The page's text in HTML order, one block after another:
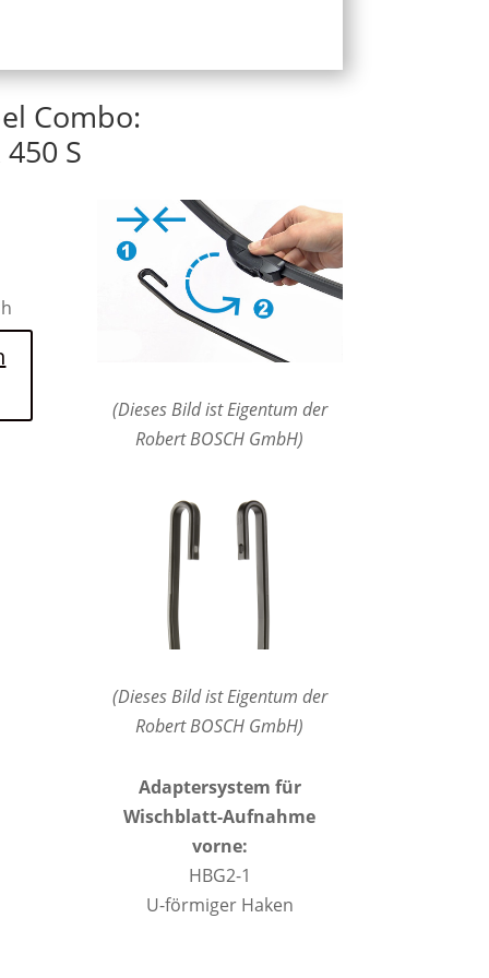
Combo:
S
(Dieses Bild ist Eigentum der
Robert BOSCH GmbH)
(Dieses Bild ist Eigentum der
Robert BOSCH GmbH)
Adaptersystem für
Wischblatt-Aufnahme
vorne:
HBG2-1
U-förmiger Haken